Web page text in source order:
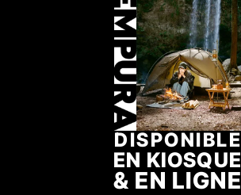
DISPONIBLE
EN KIOSQUE
& EN LIGNE